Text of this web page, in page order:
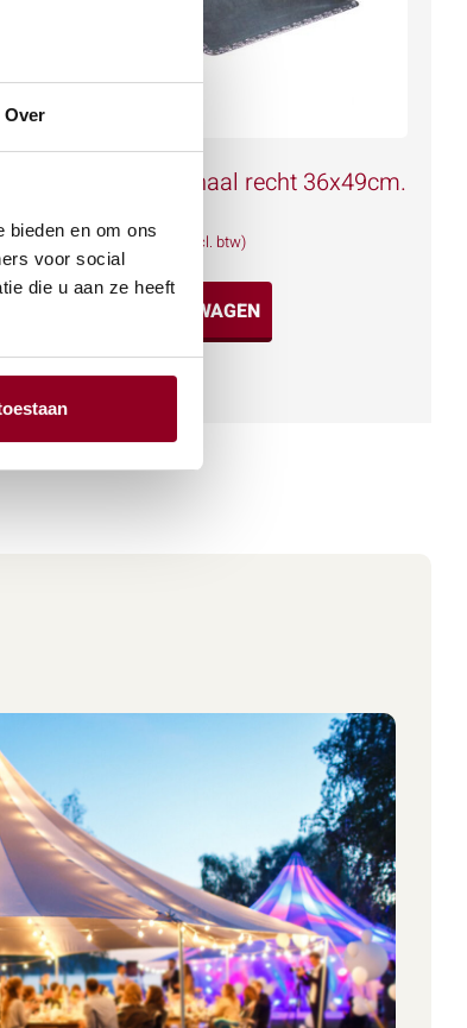
Over
bieden en om ons
voor social
die u aan ze heeft
Serveerschaal recht 36x49cm.
€2,91 (excl. btw)
IN WINKELWAGEN
Meer info